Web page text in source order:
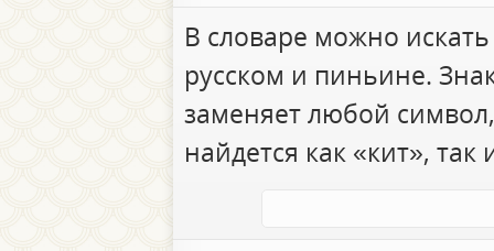
В словаре можно
русском и пиньине.
заменяет любой
найдется как «кит», так